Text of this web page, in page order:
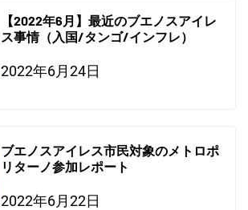
【2022年6月】最近のブエノスアイレ
ス事情（入国/タンゴ/インフレ）
2022年6月24日
ブエノスアイレス市民対象のメトロポ
リターノ参加レポート
2022年6月22日